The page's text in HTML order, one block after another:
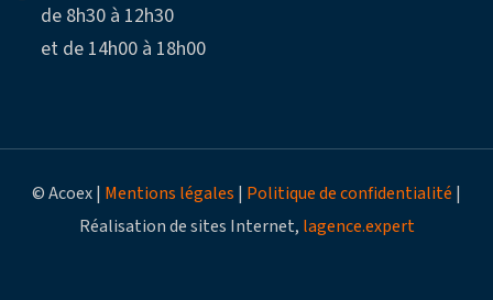
de 8h30 à 12h30
et de 14h00 à 18h00
© Acoex | Mentions légales | Politique de confidentialité |
Réalisation de sites Internet, lagence.expert